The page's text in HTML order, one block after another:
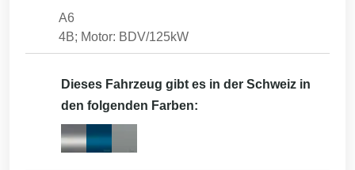
A6
4B; Motor: BDV/125kW
Dieses Fahrzeug gibt es in der Schweiz in
den folgenden Farben: